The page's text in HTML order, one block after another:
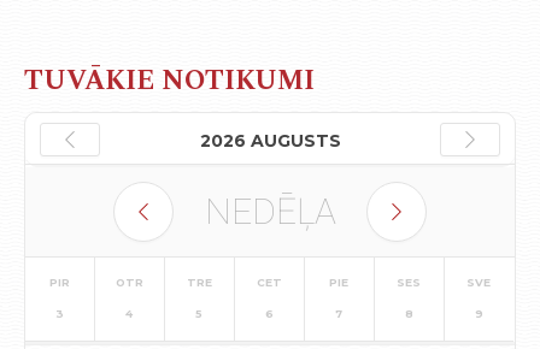
TUVĀKIE NOTIKUMI
2026 AUGUSTS
NEDĒĻA
PIR
3
OTR
4
TRE
5
CET
6
PIE
7
SES
8
SVE
9